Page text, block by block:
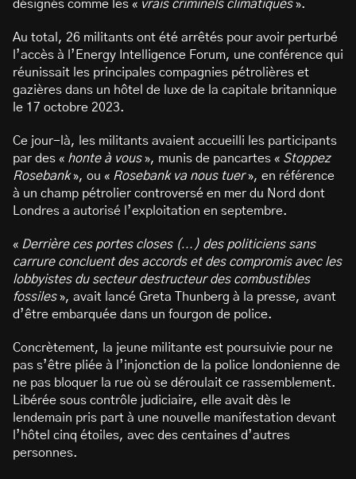
désignés comme les « vrais criminels climatiques».
Au total, 26 militants ont été arrêtés pour avoir perturbé
l’accès à l’Energy Intelligence Forum, une conférence qui
réunissait les principales compagnies pétrolières et
gazières dans un hôtel de luxe de la capitale britannique
le 17 octobre 2023.
Ce jour-là, les militants avaient accueilli les participants
par des « honte à vous», munis de pancartes « Stoppez
Rosebank», ou « Rosebank va nous tuer», en référence
à un champ pétrolier controversé en mer du Nord dont
Londres a autorisé l’exploitation en septembre.
« Derrière ces portes closes (…) des politiciens sans
carrure concluent des accords et des compromis avec les
lobbyistes du secteur destructeur des combustibles
fossiles», avait lancé Greta Thunberg à la presse, avant
d’être embarquée dans un fourgon de police.
Concrètement, la jeune militante est poursuivie pour ne
pas s’être pliée à l’injonction de la police londonienne de
ne pas bloquer la rue où se déroulait ce rassemblement.
Libérée sous contrôle judiciaire, elle avait dès le
lendemain pris part à une nouvelle manifestation devant
l’hôtel cinq étoiles, avec des centaines d’autres
personnes.